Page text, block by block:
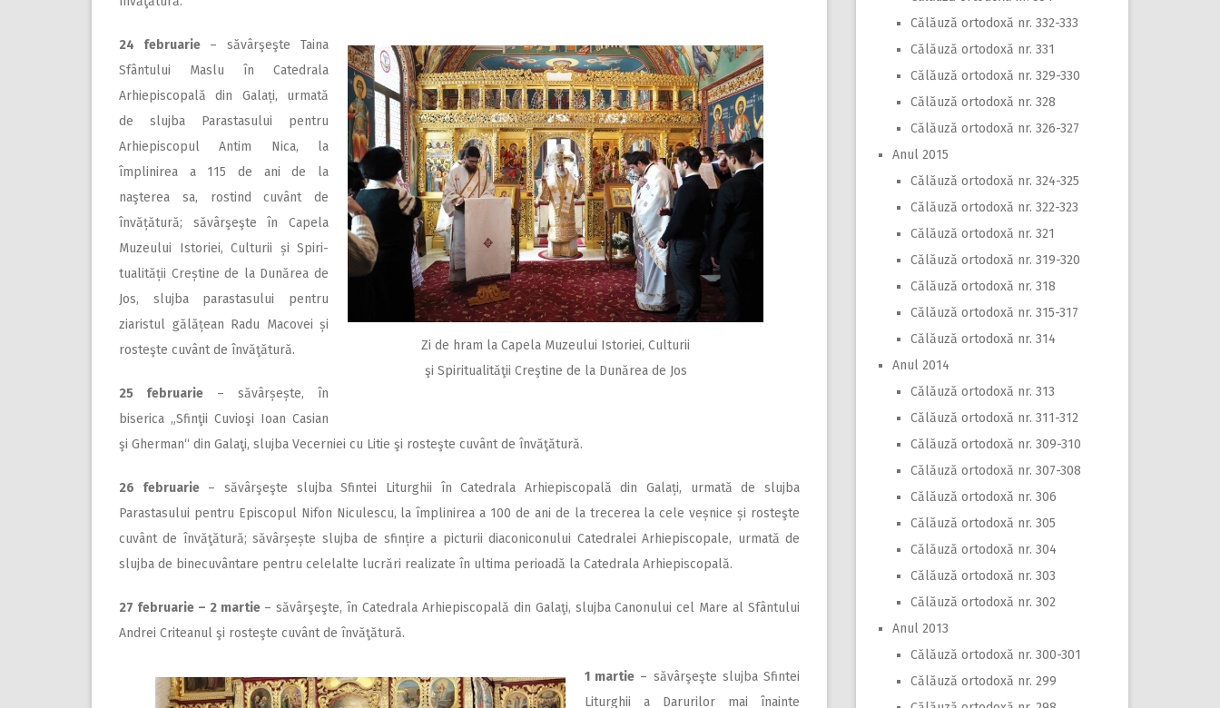
Zi de hram la Capela Muzeului Istoriei, Culturii
şi Spiritualităţii Creştine de la Dunărea de Jos
24 februarie – săvârşeşte Taina
Sfântului Maslu în Catedrala
Arhiepiscopală din Galați, urmată
de slujba Parastasului pentru
Arhiepiscopul Antim Nica, la
împlinirea a 115 de ani de la
naşterea sa, rostind cuvânt de
învățătură; săvârşeşte în Capela
Muzeului Istoriei, Culturii și Spiri­
tualității Creștine de la Dunărea de
Jos, slujba parastasului pentru
ziaristul gălățean Radu Macovei și
rosteşte cuvânt de învăţătură.
25 februarie – săvârșește, în
biserica „Sfinţii Cuvioşi Ioan Casian
şi Gherman“ din Galaţi, slujba Vecerniei cu Litie şi rosteşte cuvânt de învăţătură.
26 februarie– săvârşeşte sluj­­ba Sfintei Liturghii în Catedrala Arhiepiscopală din Galați, urmată de slujba
Parastasului pentru Episcopul Nifon Niculescu, la împlinirea a 100 de ani de la trecerea la cele veșnice și rosteşte
cuvânt de învăţătură; săvârșește slujba de sfințire a picturii diaconiconului Catedralei Arhiepiscopale, urmată de
slujba de binecuvântare pentru celelalte lucrări realizate în ultima perioadă la Catedrala Arhiepiscopală.
27 februarie – 2 martie– săvârşeşte, în Catedrala Arhiepis­copală din Galaţi, slujba Canonului cel Mare al Sfântului
Andrei Criteanul şi rosteşte cuvânt de învăţătură.
1 martie – săvârşeşte slujba Sfintei
Liturghii a Darurilor mai înainte
Călăuză ortodoxă nr. 332-333
Călăuză ortodoxă nr. 331
Călăuză ortodoxă nr. 329-330
Călăuză ortodoxă nr. 328
Călăuză ortodoxă nr. 326-327
Anul 2015
Călăuză ortodoxă nr. 324-325
Călăuză ortodoxă nr. 322-323
Călăuză ortodoxă nr. 321
Călăuză ortodoxă nr. 319-320
Călăuză ortodoxă nr. 318
Călăuză ortodoxă nr. 315-317
Călăuză ortodoxă nr. 314
Anul 2014
Călăuză ortodoxă nr. 313
Călăuză ortodoxă nr. 311-312
Călăuză ortodoxă nr. 309-310
Călăuză ortodoxă nr. 307-308
Călăuză ortodoxă nr. 306
Călăuză ortodoxă nr. 305
Călăuză ortodoxă nr. 304
Călăuză ortodoxă nr. 303
Călăuză ortodoxă nr. 302
Anul 2013
Călăuză ortodoxă nr. 300-301
Călăuză ortodoxă nr. 299